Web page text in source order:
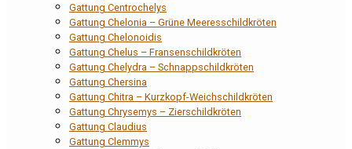
Gattung Centrochelys
Gattung Chelonia – Grüne Meeresschildkröten
Gattung Chelonoidis
Gattung Chelus – Fransenschildkröten
Gattung Chelydra – Schnappschildkröten
Gattung Chersina
Gattung Chitra – Kurzkopf-Weichschildkröten
Gattung Chrysemys – Zierschildkröten
Gattung Claudius
Gattung Clemmys